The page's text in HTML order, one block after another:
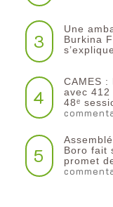
3
Une
Burkina
s’explique
4
CAMES :
avec 412
48ᵉ
5
Boro fait
promet